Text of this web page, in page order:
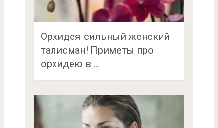
Орхидея-сильный женский
талисман! Приметы про
орхидею в …